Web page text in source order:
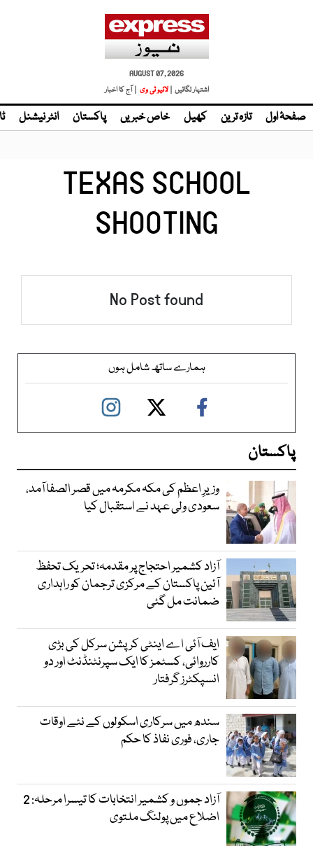
AUGUST 07, 2026
اشتہار لگائیں | لائیو ٹی وی | آج کا اخبار
صفحۂ اول تازہ ترین کھیل خاص خبریں پاکستان انٹر نیشنل
TEXAS SCHOOL
SHOOTING
No Post found
ہمارے ساتھ شامل ہوں
پاکستان
وزیرِ اعظم کی مکہ مکرمہ میں قصر الصفا آمد،
سعودی ولی عہد نے استقبال کیا
آزاد کشمیر احتجاج پر مقدمہ؛ تحریک تحفظ
آئین پاکستان کے مرکزی ترجمان کو راہداری
ضمانت مل گئی
ایف آئی اے اینٹی کرپشن سرکل کی بڑی
کارروائی، کسٹمز کا ایک سپرنٹنڈنٹ اور دو
انسپکٹرز گرفتار
سندھ میں سرکاری اسکولوں کے نئے اوقات
جاری، فوری نفاذ کا حکم
آزاد جموں و کشمیر انتخابات کا تیسرا مرحلہ: 2
اضلاع میں پولنگ ملتوی